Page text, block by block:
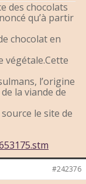
des chocolats
qu’à partir
chocolat en
végétale.Cette
l’origine
la viande de
le site de
#242376